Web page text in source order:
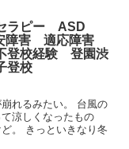
ラピー ASD
障害 適応障害
登校経験 登園渋
登校
れるみたい。 台風の
涼しくなったもの
。 きっといきなり冬